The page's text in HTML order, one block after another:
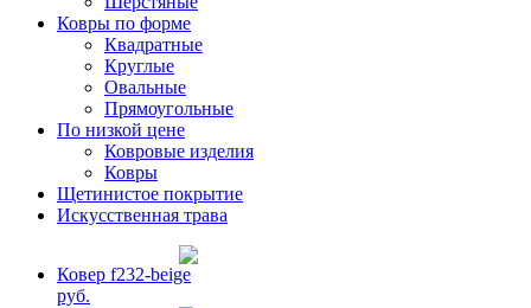
Ковры по форме
Квадратные
Круглые
Овальные
Прямоугольные
По низкой цене
Ковровые изделия
Ковры
Щетинистое покрытие
Искусственная трава
Ковер f232-beige
руб.